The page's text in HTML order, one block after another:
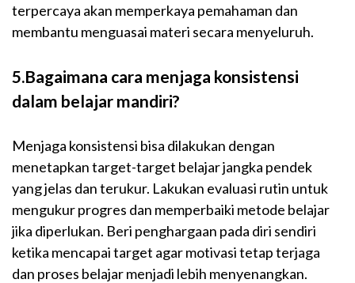
terpercaya akan memperkaya pemahaman dan
membantu menguasai materi secara menyeluruh.
5.Bagaimana cara menjaga konsistensi
dalam belajar mandiri?
Menjaga konsistensi bisa dilakukan dengan
menetapkan target-target belajar jangka pendek
yang jelas dan terukur. Lakukan evaluasi rutin untuk
mengukur progres dan memperbaiki metode belajar
jika diperlukan. Beri penghargaan pada diri sendiri
ketika mencapai target agar motivasi tetap terjaga
dan proses belajar menjadi lebih menyenangkan.